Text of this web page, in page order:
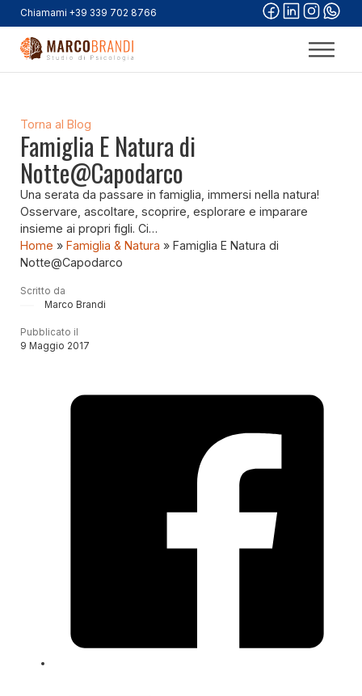
Chiamami +39 339 702 8766
Famiglia E Natura di
Notte@Capodarco
Una serata da passare in famiglia, immersi nella natura!
Osservare, ascoltare, scoprire, esplorare e imparare
insieme ai propri figli. Ci…
Home » Famiglia & Natura » Famiglia E Natura di
Notte@Capodarco
Scritto da
Marco Brandi
Pubblicato il
9 Maggio 2017
Torna al Blog